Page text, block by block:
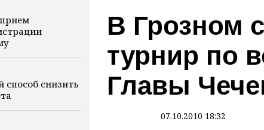
снизить
В Грозном
турнир по
Главы
07.10.2010 18:32